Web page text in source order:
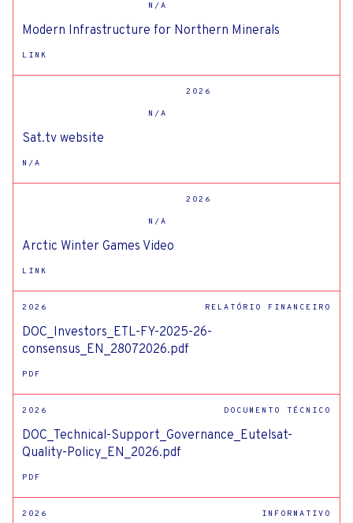
Modern Infrastructure for Northern Minerals
N/A
LINK
2026
Sat.tv website
N/A
N/A
2026
Arctic Winter Games Video
N/A
LINK
2026
DOC_Investors_ETL-FY-2025-26-
consensus_EN_28072026.pdf
RELATÓRIO FINANCEIRO
PDF
2026
DOC_Technical-Support_Governance_Eutelsat-
Quality-Policy_EN_2026.pdf
DOCUMENTO TÉCNICO
PDF
2026 INFORMATIVO